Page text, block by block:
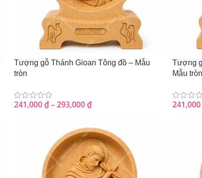
Tượng gỗ Thánh Gioan Tông đồ – Mẫu
tròn
241,000₫–293,000₫
Tượng
Mẫu tròn
241,000